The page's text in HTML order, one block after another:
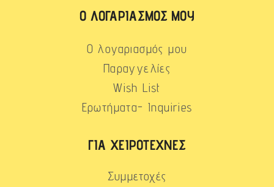
Ο ΛΟΓΑΡΙΑΣΜΌΣ ΜΟΥ
Ο λογαριασμός μου
Παραγγελίες
Wish List
Ερωτήματα- Inquiries
ΓΙΑ ΧΕΙΡΟΤΈΧΝΕΣ
Συμμετοχές